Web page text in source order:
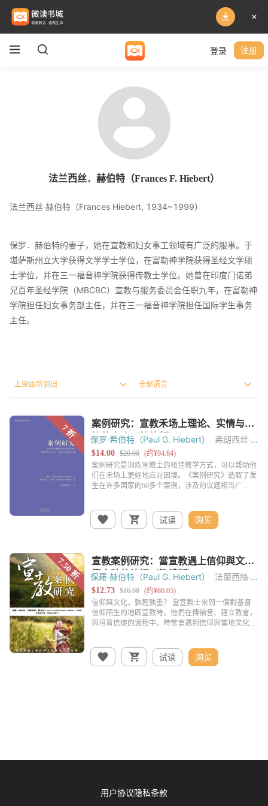
登录 注册
法兰西丝．赫伯特（Frances F. Hiebert）
法兰西丝‧赫伯特（Frances Hiebert, 1934~1999）
保罗．赫伯特的妻子，她在宣教和妇女事工领域有广泛的服事。于
堪萨斯州立大学获得文学学士学位，在富勒神学院获得圣经文学硕
士学位，并在三一福音神学院获得传教士学位。她曾在印度门诺弟
兄百年圣经学院（MBCBC）宣教与服务委员会任职九年，在富勒神
学院担任妇女事务部主任，并在三一福音神学院担任国际学生事务
主任。
保罗·希伯特（Paul G. Hiebert）
弗朗西丝·
希伯特（Frances F. Hiebert）
试读 购买
保羅·赫伯特（Paul G. Hiebert）
法蘭西絲·
赫伯特（Frances F. Hiebert）
试读 购买
用户协议隐私条款